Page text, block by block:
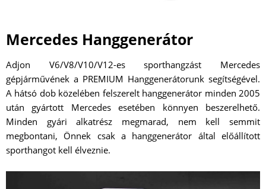
Mercedes Hanggenerátor
Adjon V6/V8/V10/V12-es sporthangzást Mercedes
gépjárművének a PREMIUM Hanggenerátorunk segítségével.
A hátsó dob közelében felszerelt hanggenerátor minden 2005
után gyártott Mercedes esetében könnyen beszerelhető.
Minden gyári alkatrész megmarad, nem kell semmit
megbontani, Önnek csak a hanggenerátor által előállított
sporthangot kell élveznie.